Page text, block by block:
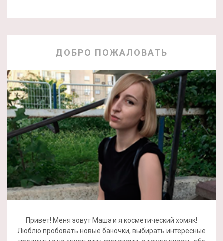
ДОБРО ПОЖАЛОВАТЬ
Привет! Меня зовут Маша и я косметический хомяк!
Люблю пробовать новые баночки, выбирать интересные